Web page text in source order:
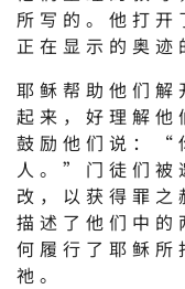
所写的。他打开
正在显示的奥迹
耶稣帮助他们解
起来，好理解
鼓励他们说：“
人。”门徒们被
改，以获得罪
描述了他们中的
何履行了耶稣所
祂。